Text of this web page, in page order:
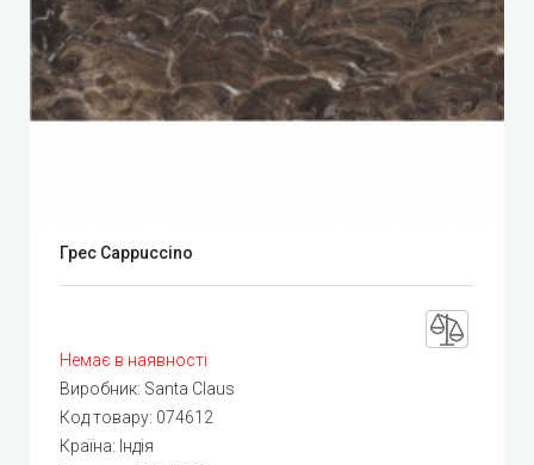
Грес Cappuccino
Немає в наявності
Виробник: Santa Claus
Код товару: 074612
Країна: Індія